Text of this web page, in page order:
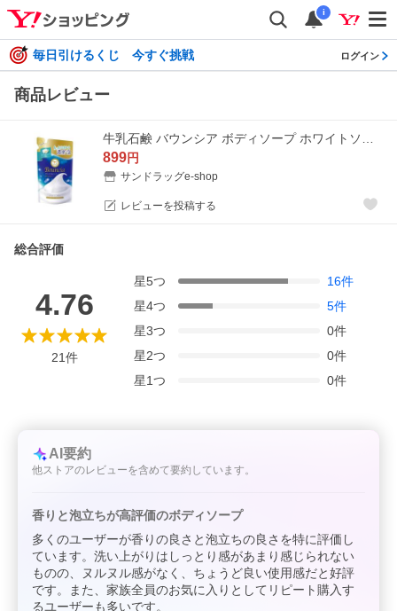
i
毎日引けるくじ 今すぐ挑戦 ログイン
商品レビュー
899円
サンドラッグe-shop
レビューを投稿する
総合評価
4.76
21件
星5つ 16件
星4つ 5件
星3つ 0件
星2つ 0件
星1つ 0件
AI要約
他ストアのレビューを含めて要約しています。
香りと泡立ちが高評価のボディソープ
多くのユーザーが香りの良さと泡立ちの良さを特に評価し
ています。洗い上がりはしっとり感があまり感じられない
ものの、ヌルヌル感がなく、ちょうど良い使用感だと好評
です。また、家族全員のお気に入りとしてリピート購入す
るユーザーも多いです。